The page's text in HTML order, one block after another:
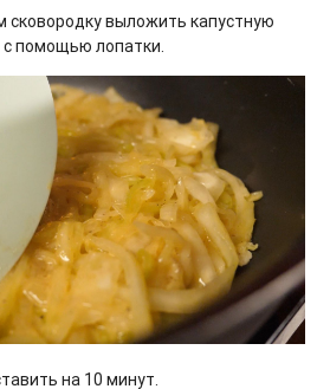
сковородку выложить капустную
помощью лопатки.
на 10 минут.